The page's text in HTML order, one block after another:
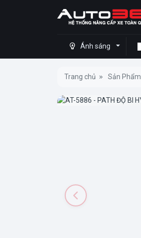
Ánh sáng
Trang chủ Sản Phẩm